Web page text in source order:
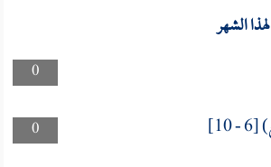
الشهر
0
0